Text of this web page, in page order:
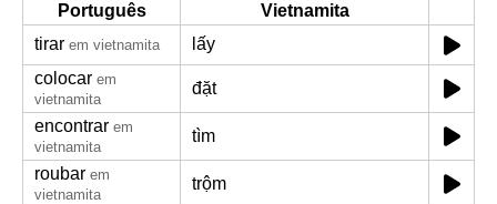
Português
Vietnamita
tirar em vietnamita
lấy
colocar em
vietnamita
đặt
encontrar em
vietnamita
tìm
roubar em
vietnamita
trộm